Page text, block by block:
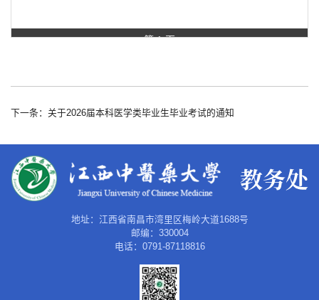
第 1 页
下一条：关于2026届本科医学类毕业生毕业考试的通知
地址：江西省南昌市湾里区梅岭大道1688号
邮编：330004
电话：0791-87118816